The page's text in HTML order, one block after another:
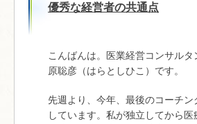
優秀な経営者の共通点
こんばんは。医業経営コンサルタ
原聡彦（はらとしひこ）です。
先週より、今年、最後のコーチ
しています。私が独立してから